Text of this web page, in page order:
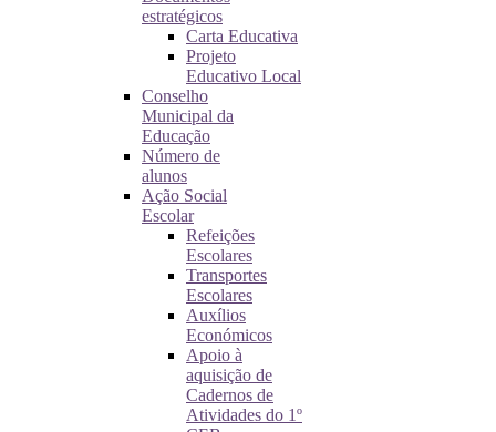
estratégicos
Carta Educativa
Projeto
Educativo Local
Conselho
Municipal da
Educação
Número de
alunos
Ação Social
Escolar
Refeições
Escolares
Transportes
Escolares
Auxílios
Económicos
Apoio à
aquisição de
Cadernos de
Atividades do 1º